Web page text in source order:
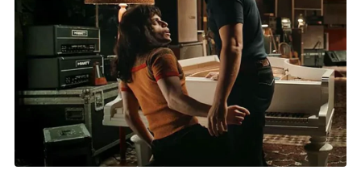
ท้องถิ่นและระดับนานาชาติ เสนอผลงานเด่น ความสำเร็จ
ของการปกป้องดูแลดิน และการแลกเปลี่ยนแนวคิด
ระหว่างหมอดินอาสา เกษตรกรและนักวิชาการ เพื่อ
สนับสนุนการปกปักรักษาดิน มิให้เสื่อมโทรมจากการใช้
ที่ดินของมนุษย์
สำหรับในพิธีเปิดงานจัดให้มีการมอบรางวัลKing
Bhumibol World Soil Day Award
ซึ่งเป็นรางวัลที่